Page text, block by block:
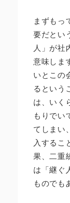
まずもっ
要だとい
人」が社
意味しま
いとこの
るという
は、いく
もりでい
てしまい
入するこ
果、二重
は「継ぐ
ものでも